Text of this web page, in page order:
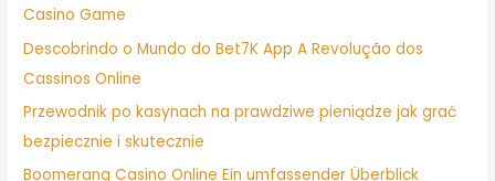
Casino Game
Descobrindo o Mundo do Bet7K App A Revolução dos
Cassinos Online
Przewodnik po kasynach na prawdziwe pieniądze jak grać
bezpiecznie i skutecznie
Boomerang Casino Online Ein umfassender Überblick